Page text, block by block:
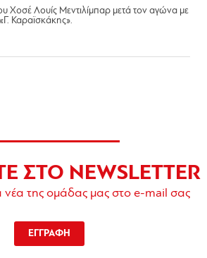
Χοσέ Λουίς Μεντιλίμπαρ μετά τον αγώνα με
Καραϊσκάκης».
ΣΤΟ NEWSLETTER
νέα της ομάδας μας στο e-mail σας
ΕΓΓΡΑΦΗ